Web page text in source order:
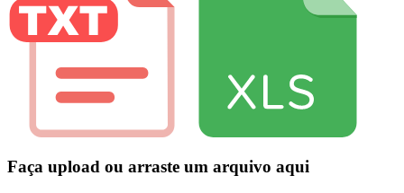
Faça upload ou arraste um arquivo aqui